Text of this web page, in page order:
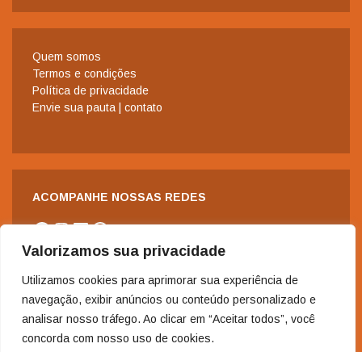
Valorizamos sua privacidade
Utilizamos cookies para aprimorar sua experiência de
navegação, exibir anúncios ou conteúdo personalizado e
analisar nosso tráfego. Ao clicar em “Aceitar todos”, você
concorda com nosso uso de cookies.
Quem somos
Termos e condições
Política de privacidade
Envie sua pauta | contato
ACOMPANHE NOSSAS REDES
Facebook
Instagram
LinkedIn
WhatsApp